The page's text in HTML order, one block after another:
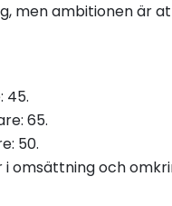
men ambitionen är
45.
65.
50.
omsättning och